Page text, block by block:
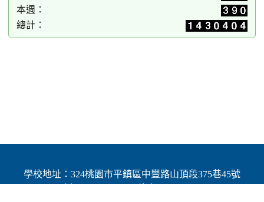
本週：
總計：
學校地址：324桃園市平鎮區中豐路山頂段375巷45號